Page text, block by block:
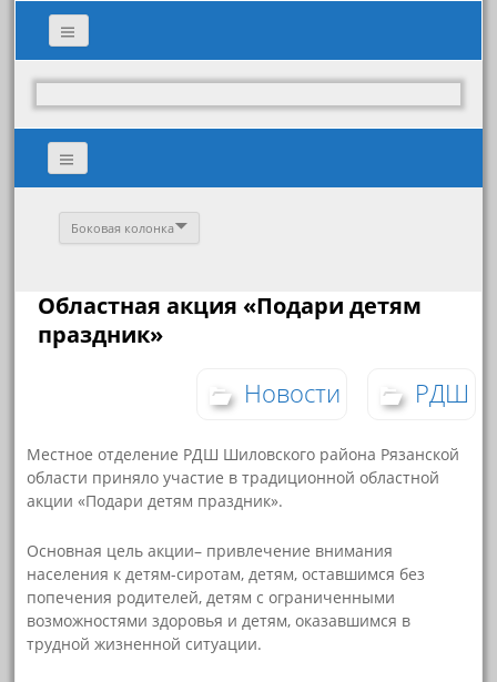
Боковая колонка
Областная акция «Подари детям
праздник»
Новости РДШ
Местное отделение РДШ Шиловского района Рязанской
области приняло участие в традиционной областной
акции «Подари детям праздник».
Основная цель акции– привлечение внимания
населения к детям-сиротам, детям, оставшимся без
попечения родителей, детям с ограниченными
возможностями здоровья и детям, оказавшимся в
трудной жизненной ситуации.